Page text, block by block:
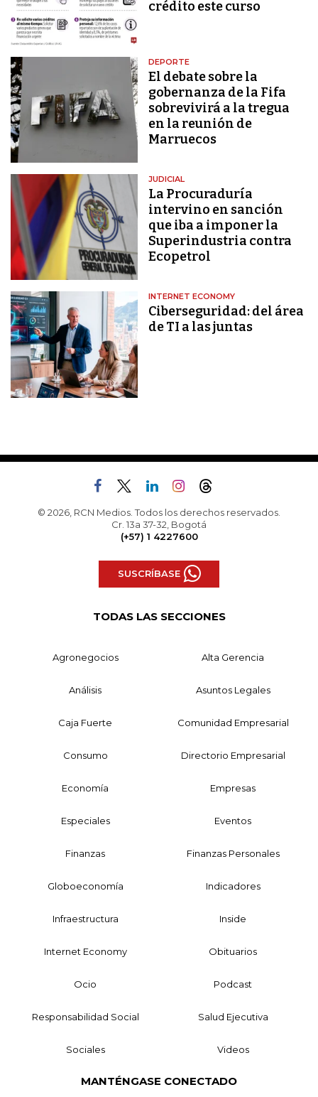
crédito este curso
DEPORTE
El debate sobre la
gobernanza de la Fifa
sobrevivirá a la tregua
en la reunión de
Marruecos
JUDICIAL
La Procuraduría
intervino en sanción
que iba a imponer la
Superindustria contra
Ecopetrol
INTERNET ECONOMY
Ciberseguridad: del área
de TI a las juntas
© 2026, RCN Medios. Todos los derechos reservados.
Cr. 13a 37-32, Bogotá
(+57) 1 4227600
SUSCRÍBASE
TODAS LAS SECCIONES
Agronegocios Alta Gerencia
Análisis Asuntos Legales
Caja Fuerte Comunidad Empresarial
Consumo Directorio Empresarial
Economía Empresas
Especiales Eventos
Finanzas Finanzas Personales
Globoeconomía Indicadores
Infraestructura Inside
Internet Economy Obituarios
Ocio Podcast
Responsabilidad Social Salud Ejecutiva
Sociales Videos
MANTÉNGASE CONECTADO